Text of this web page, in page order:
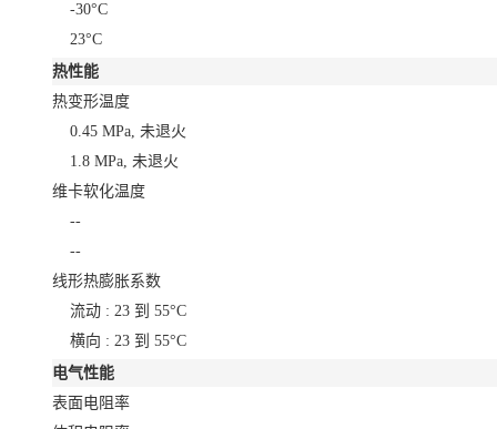
-30°C
23°C
热性能
热变形温度
0.45 MPa, 未退火
1.8 MPa, 未退火
维卡软化温度
--
--
线形热膨胀系数
流动 : 23 到 55°C
横向 : 23 到 55°C
电气性能
表面电阻率